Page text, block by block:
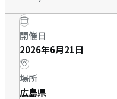
開催日
2026年6月21日
場所
広島県